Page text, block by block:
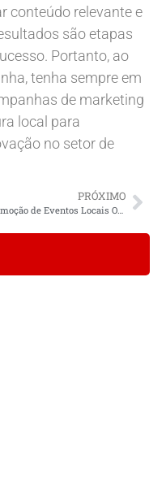
conteúdo relevante e
são etapas
Portanto, ao
tenha sempre em
de marketing
local para
no setor de
PRÓXIMO
Promoção de Eventos Locais Online: Estratégias e Dicas para Aumentar o Alcance